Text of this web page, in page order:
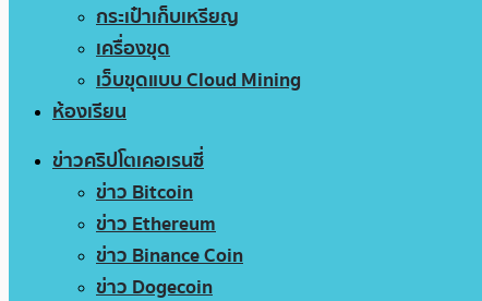
กระเป๋าเก็บเหรียญ
เครื่องขุด
เว็บขุดแบบ Cloud Mining
ห้องเรียน
ข่าวคริปโตเคอเรนซี่
ข่าว Bitcoin
ข่าว Ethereum
ข่าว Binance Coin
ข่าว Dogecoin